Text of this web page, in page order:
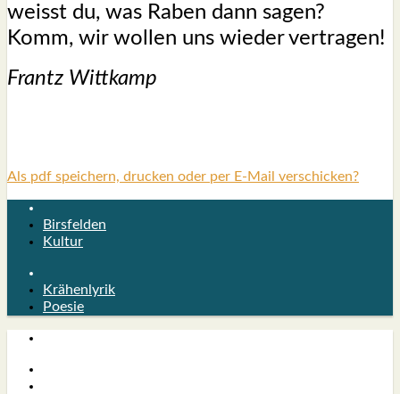
weisst du, was Raben dann sagen?
Komm, wir wol­len uns wie­der ver­tra­gen!
Frantz Witt­kamp
Als pdf speichern, drucken oder per E-Mail verschicken?
Birsfelden
Kultur
Krähenlyrik
Poesie